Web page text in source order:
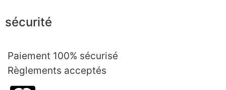
sécurité
Paiement 100% sécurisé
Règlements acceptés